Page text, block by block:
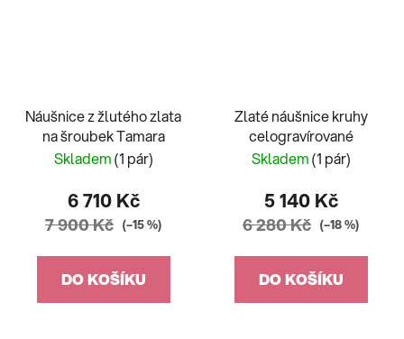
Náušnice z žlutého zlata
na šroubek Tamara
Skladem(1 pár)
6 710 Kč
7 900 Kč (–15 %)
DO KOŠÍKU
Zlaté náušnice kruhy
celogravírované
Skladem(1 pár)
5 140 Kč
6 280 Kč (–18 %)
DO KOŠÍKU